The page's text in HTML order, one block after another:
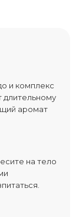
и комплекс
длительному
аромат
на тело